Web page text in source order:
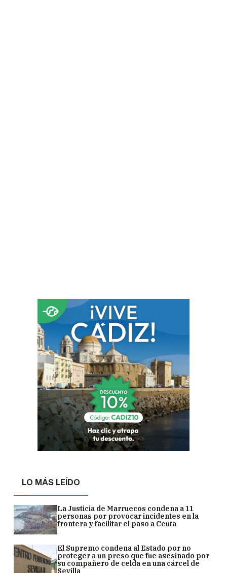
LO MÁS LEÍDO
La Justicia de Marruecos condena a 11
personas por provocar incidentes en la
frontera y facilitar el paso a Ceuta
El Supremo condena al Estado por no
proteger a un preso que fue asesinado por
su compañero de celda en una cárcel de